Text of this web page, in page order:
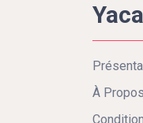
À Propos